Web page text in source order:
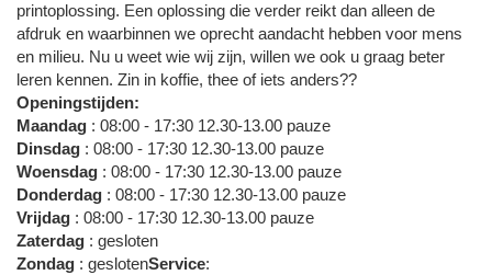
printoplossing. Een oplossing die verder reikt dan alleen de
afdruk en waarbinnen we oprecht aandacht hebben voor mens
en milieu. Nu u weet wie wij zijn, willen we ook u graag beter
leren kennen. Zin in koffie, thee of iets anders??
Openingstijden:
Maandag : 08:00 - 17:30 12.30-13.00 pauze
Dinsdag : 08:00 - 17:30 12.30-13.00 pauze
Woensdag : 08:00 - 17:30 12.30-13.00 pauze
Donderdag : 08:00 - 17:30 12.30-13.00 pauze
Vrijdag : 08:00 - 17:30 12.30-13.00 pauze
Zaterdag : gesloten
Zondag : geslotenService: